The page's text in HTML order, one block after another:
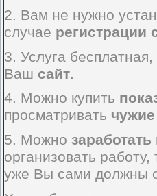
2. Вам не нужно
случае регистрации
3. Услуга
Ваш сайт.
4. Можно купить
просматривать
5. Можно заработать
организовать
уже Вы сами должны